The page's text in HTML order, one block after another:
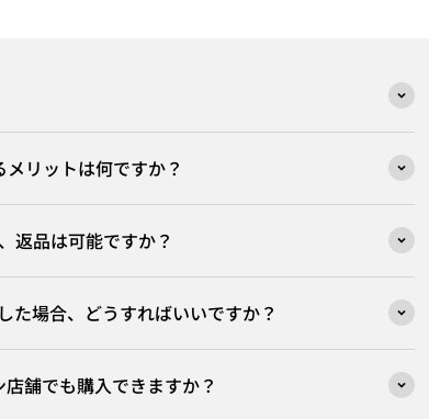
リットは何ですか？
返品は可能ですか？
た場合、どうすればいいですか？
舗でも購入できますか？